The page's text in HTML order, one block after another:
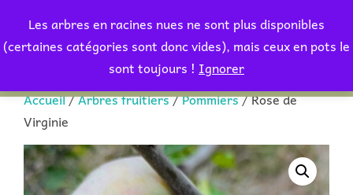
Les arbres en racines nues ne sont plus disponibles
(certaines catégories sont donc vides), mais ceux en pots le
sont toujours ! Ignorer
contenu
Rechercher :
Accueil/Arbres fruitiers/Pommiers/ Rose de
Virginie